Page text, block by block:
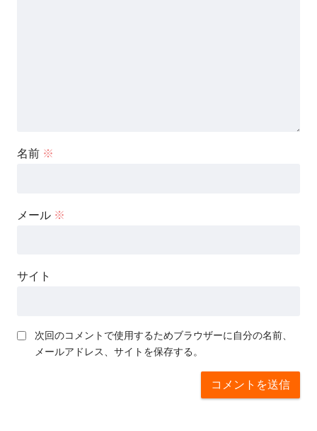
名前 ※
メール ※
サイト
次回のコメントで使用するためブラウザーに自分の名前、
メールアドレス、サイトを保存する。